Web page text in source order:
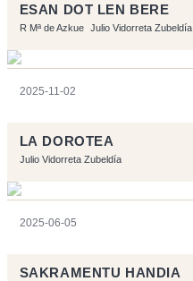
ESAN DOT LEN BERE
R Mª de Azkue Julio Vidorreta Zubeldía
2025-11-02
LA DOROTEA
Julio Vidorreta Zubeldía
2025-06-05
SAKRAMENTU HANDIA